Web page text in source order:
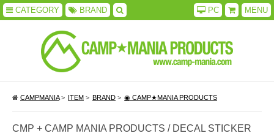
CATEGORY BRAND MENU
PC
CAMPMANIA> ITEM > BRAND > ◉ CAMP★MANIA PRODUCTS
CMP + CAMP MANIA PRODUCTS / DECAL STICKER